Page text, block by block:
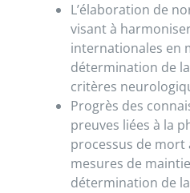
L’élaboration de
visant à
internationales en
détermination de
critères
Progrès des
preuves liées à la
processus de mort
mesures de
détermination de